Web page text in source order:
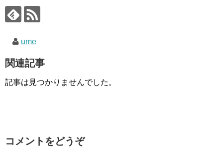
ume
関連記事
記事は見つかりませんでした。
コメントをどうぞ